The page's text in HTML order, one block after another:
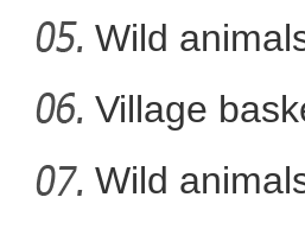
【新春
a
Wild
Village
Wild